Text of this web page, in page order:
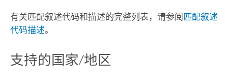
有关匹配叙述代码和描述的完整列表，请参阅 匹配叙述
代码描述。
支持的国家/地区